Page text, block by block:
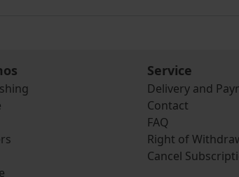
Service
Delivery and
Contact
FAQ
Right of
Cancel